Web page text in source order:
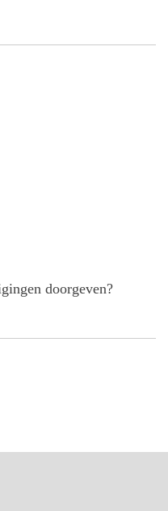
doorgeven?